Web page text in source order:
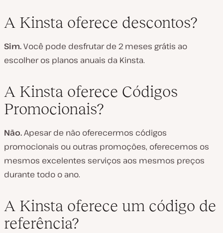
A Kinsta oferece descontos?
Sim.Você pode desfrutar de 2 meses grátis ao
escolher os planos anuais da Kinsta.
A Kinsta oferece Códigos
Promocionais?
Não.Apesar de não oferecermos códigos
promocionais ou outras promoções, oferecemos os
mesmos excelentes serviços aos mesmos preços
durante todo o ano.
A Kinsta oferece um código de
referência?